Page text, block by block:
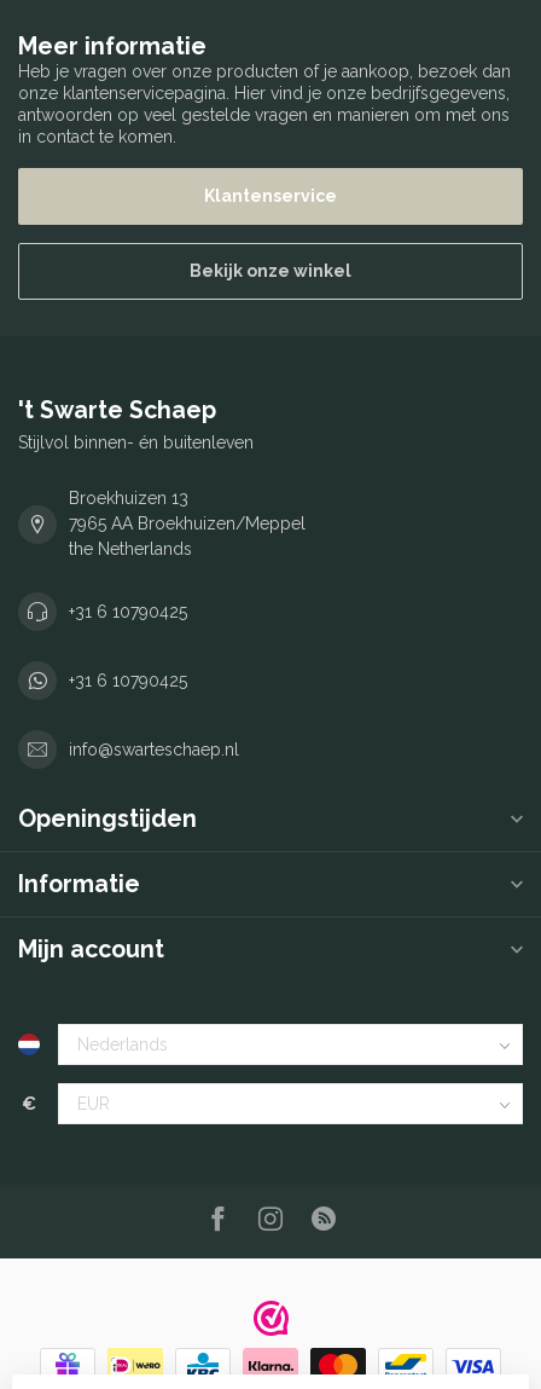
Meer informatie
Heb je vragen over onze producten of je aankoop, bezoek dan
onze klantenservicepagina. Hier vind je onze bedrijfsgegevens,
antwoorden op veel gestelde vragen en manieren om met ons
in contact te komen.
Klantenservice
Bekijk onze winkel
't Swarte Schaep
Stijlvol binnen- én buitenleven
Broekhuizen 13
7965 AA Broekhuizen/Meppel
the Netherlands
+31 6 10790425
+31 6 10790425
info@swarteschaep.nl
Openingstijden
Informatie
Mijn account
€